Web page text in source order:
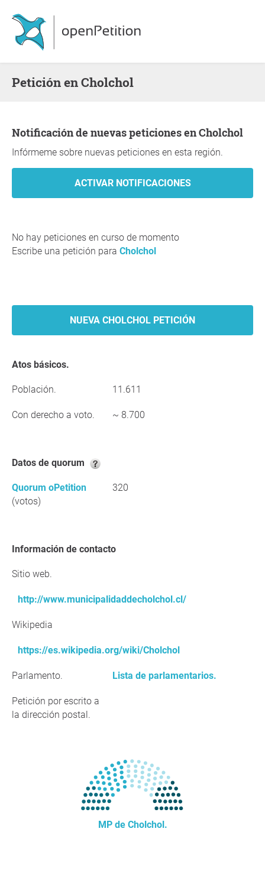
Petición en Cholchol
Notificación de nuevas peticiones en Cholchol
Infórmeme sobre nuevas peticiones en esta región.
No hay peticiones en curso de momento
Escribe una petición para Cholchol
NUEVA CHOLCHOL PETICIÓN
Atos básicos.
Población. 11.611
Con derecho a voto. ~ 8.700
Datos de quorum
Quorum oPetition
(votos)
320
Información de contacto
Sitio web.
http://www.municipalidaddecholchol.cl/
Wikipedia
https://es.wikipedia.org/wiki/Cholchol
Parlamento. Lista de parlamentarios.
Petición por escrito a
la dirección postal.
MP de Cholchol.